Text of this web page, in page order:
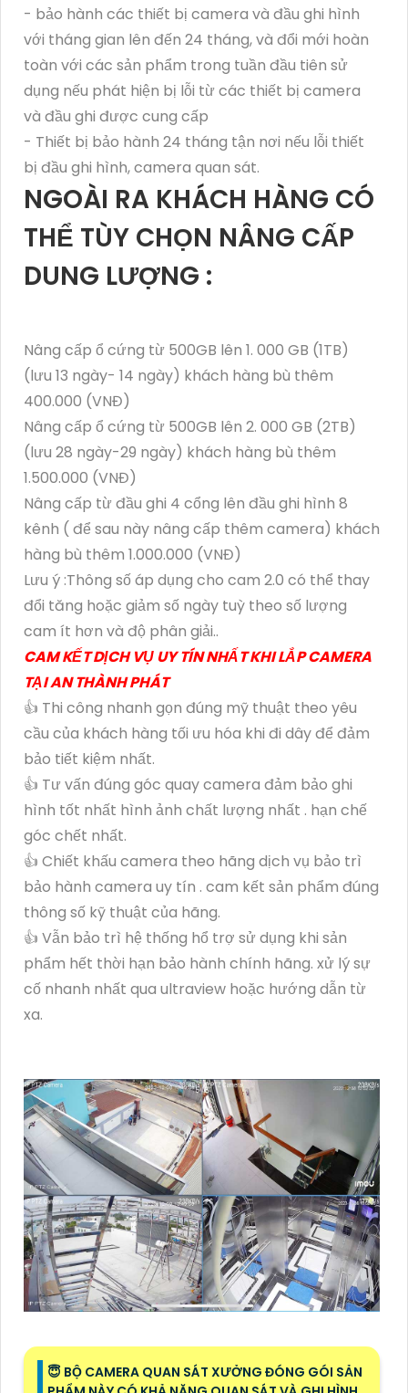
- bảo hành các thiết bị camera và đầu ghi hình
với tháng gian lên đến 24 tháng, và đổi mới hoàn
toàn với các sản phẩm trong tuần đầu tiên sử
dụng nếu phát hiện bị lỗi từ các thiết bị camera
và đầu ghi được cung cấp
- Thiết bị bảo hành 24 tháng tận nơi nếu lỗi thiết
bị đầu ghi hình, camera quan sát.
NGOÀI RA KHÁCH HÀNG CÓ
THỂ TÙY CHỌN NÂNG CẤP
DUNG LƯỢNG :
Nâng cấp ổ cứng từ 500GB lên 1. 000 GB (1TB)
(lưu 13 ngày- 14 ngày) khách hàng bù thêm
400.000 (VNĐ)
Nâng cấp ổ cứng từ 500GB lên 2. 000 GB (2TB)
(lưu 28 ngày-29 ngày) khách hàng bù thêm
1.500.000 (VNĐ)
Nâng cấp từ đầu ghi 4 cổng lên đầu ghi hình 8
kênh ( để sau này nâng cấp thêm camera) khách
hàng bù thêm 1.000.000 (VNĐ)
Lưu ý :Thông số áp dụng cho cam 2.0 có thể thay
đổi tăng hoặc giảm số ngày tuỳ theo số lượng
cam ít hơn và độ phân giải..
CAM KẾT DỊCH VỤ UY TÍN NHẤT KHI LẮP CAMERA
TẠI AN THÀNH PHÁT
👍 Thi công nhanh gọn đúng mỹ thuật theo yêu
cầu của khách hàng tối ưu hóa khi đi dây để đảm
bảo tiết kiệm nhất.
👍 Tư vấn đúng góc quay camera đảm bảo ghi
hình tốt nhất hình ảnh chất lượng nhất . hạn chế
góc chết nhất.
👍 Chiết khấu camera theo hãng dịch vụ bảo trì
bảo hành camera uy tín . cam kết sản phẩm đúng
thông số kỹ thuật của hãng.
👍 Vẫn bảo trì hệ thống hổ trợ sử dụng khi sản
phẩm hết thời hạn bảo hành chính hãng. xử lý sự
cố nhanh nhất qua ultraview hoặc hướng dẫn từ
xa.
😇 BỘ CAMERA QUAN SÁT XƯỞNG ĐÓNG GÓI SẢN